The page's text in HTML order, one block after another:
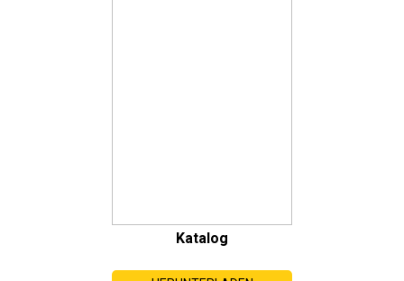
Katalog